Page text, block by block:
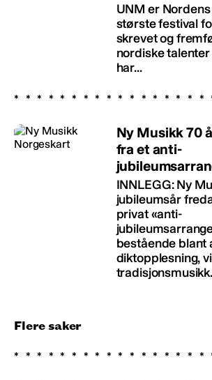
UNM er
største festival
skrevet og
nordiske
har...
Ny Musikk 70
fra et anti-
INNLEGG: Ny
jubileumsår
privat «anti-
bestående blant
diktopplesning,
Flere saker